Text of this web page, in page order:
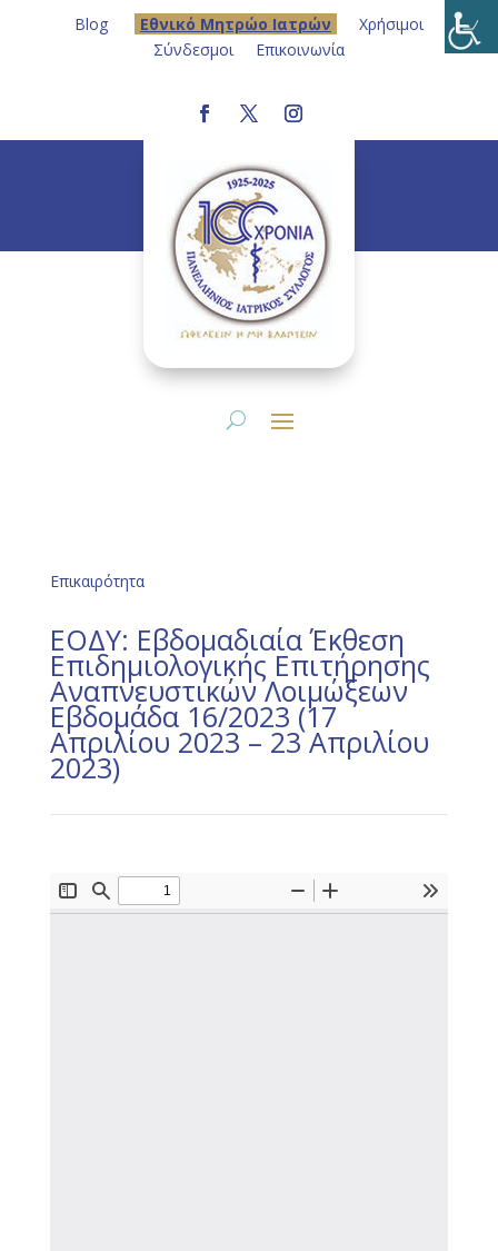
Blog Eθνικό Μητρώο Ιατρών
Χρήσιμοι
Σύνδεσμοι
Επικοινωνία
Επικαιρότητα
ΕΟΔΥ: Εβδομαδιαία Έκθεση
Επιδημιολογικής Επιτήρησης
Αναπνευστικών Λοιμώξεων
Εβδομάδα 16/2023 (17
Απριλίου 2023 – 23 Απριλίου
2023)